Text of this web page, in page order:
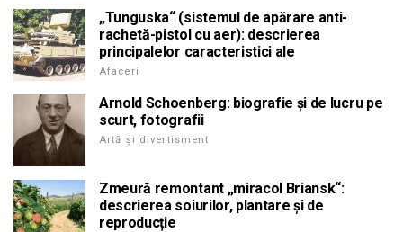
„Tunguska“ (sistemul de apărare anti-
rachetă-pistol cu aer): descrierea
principalelor caracteristici ale
Afaceri
Arnold Schoenberg: biografie și de lucru pe
scurt, fotografii
Artă și divertisment
Zmeură remontant „miracol Briansk“:
descrierea soiurilor, plantare și de
reproducție